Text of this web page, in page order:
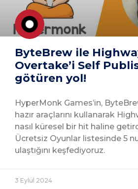
ByteBrew ile
Overtake’i Self
götüren yol!
HyperMonk Games’in,
hazır araçlarını kullanarak
nasıl küresel bir hit haline
Ücretsiz Oyunlar listesinde 5
ulaştığını keşfediyoruz.
3 Eylül 2024